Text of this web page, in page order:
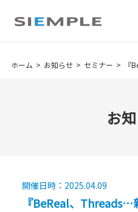
ホーム お知らせ セミナー 『
お
開催日時：2025.04.09
『BeReal、Threads…